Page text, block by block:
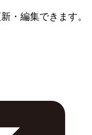
・編集できます。